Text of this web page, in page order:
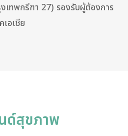
ทพกรีฑา 27) รองรับผู้ต้องการ
อเชีย
ด์สุขภาพ